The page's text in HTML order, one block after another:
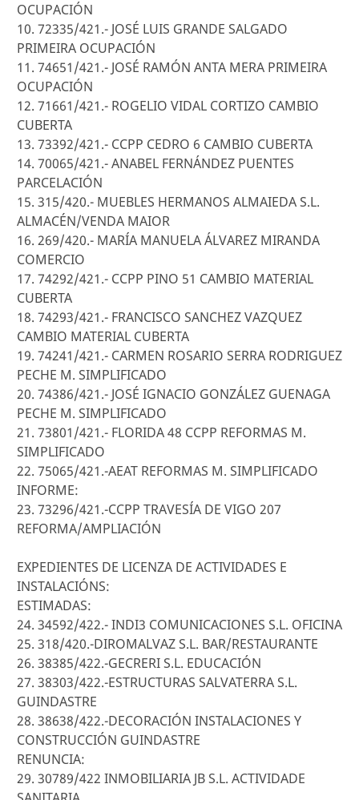
OCUPACIÓN
10. 72335/421.- JOSÉ LUIS GRANDE SALGADO
PRIMEIRA OCUPACIÓN
11. 74651/421.- JOSÉ RAMÓN ANTA MERA PRIMEIRA
OCUPACIÓN
12. 71661/421.- ROGELIO VIDAL CORTIZO CAMBIO
CUBERTA
13. 73392/421.- CCPP CEDRO 6 CAMBIO CUBERTA
14. 70065/421.- ANABEL FERNÁNDEZ PUENTES
PARCELACIÓN
15. 315/420.- MUEBLES HERMANOS ALMAIEDA S.L.
ALMACÉN/VENDA MAIOR
16. 269/420.- MARÍA MANUELA ÁLVAREZ MIRANDA
COMERCIO
17. 74292/421.- CCPP PINO 51 CAMBIO MATERIAL
CUBERTA
18. 74293/421.- FRANCISCO SANCHEZ VAZQUEZ
CAMBIO MATERIAL CUBERTA
19. 74241/421.- CARMEN ROSARIO SERRA RODRIGUEZ
PECHE M. SIMPLIFICADO
20. 74386/421.- JOSÉ IGNACIO GONZÁLEZ GUENAGA
PECHE M. SIMPLIFICADO
21. 73801/421.- FLORIDA 48 CCPP REFORMAS M.
SIMPLIFICADO
22. 75065/421.-AEAT REFORMAS M. SIMPLIFICADO
INFORME:
23. 73296/421.-CCPP TRAVESÍA DE VIGO 207
REFORMA/AMPLIACIÓN
EXPEDIENTES DE LICENZA DE ACTIVIDADES E
INSTALACIÓNS:
ESTIMADAS:
24. 34592/422.- INDI3 COMUNICACIONES S.L. OFICINA
25. 318/420.-DIROMALVAZ S.L. BAR/RESTAURANTE
26. 38385/422.-GECRERI S.L. EDUCACIÓN
27. 38303/422.-ESTRUCTURAS SALVATERRA S.L.
GUINDASTRE
28. 38638/422.-DECORACIÓN INSTALACIONES Y
CONSTRUCCIÓN GUINDASTRE
RENUNCIA:
29. 30789/422 INMOBILIARIA JB S.L. ACTIVIDADE